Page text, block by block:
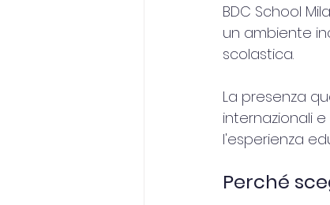
BDC School
un ambiente
scolastica.
La presenza
internazionali
l'esperienza
Perché